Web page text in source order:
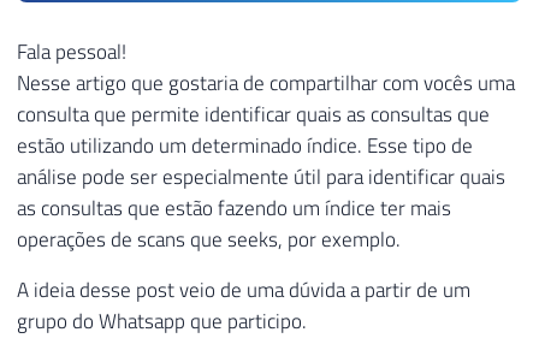
Fala pessoal!
Nesse artigo que gostaria de compartilhar com vocês uma
consulta que permite identificar quais as consultas que
estão utilizando um determinado índice. Esse tipo de
análise pode ser especialmente útil para identificar quais
as consultas que estão fazendo um índice ter mais
operações de scans que seeks, por exemplo.
A ideia desse post veio de uma dúvida a partir de um
grupo do Whatsapp que participo.